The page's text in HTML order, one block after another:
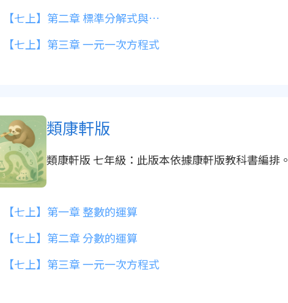
【七上】第二章 標準分解式與分數運算
【七上】第三章 一元一次方程式
類康軒版
類康軒版 七年級：此版本依據康軒版教科書編排。
【七上】第一章 整數的運算
【七上】第二章 分數的運算
【七上】第三章 一元一次方程式